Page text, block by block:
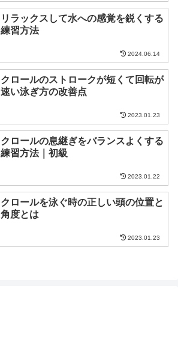
リラックスして水への感覚を鋭くする
練習方法
2024.06.14
クロールのストロークが短くて回転が
速い泳ぎ方の改善点
2023.01.23
クロールの息継ぎをバランスよくする
練習方法｜初級
2023.01.22
クロールを泳ぐ時の正しい頭の位置と
角度とは
2023.01.23